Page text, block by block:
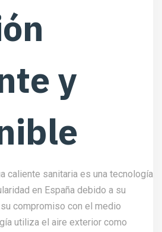
y
caliente sanitaria es una tecnología
en España debido a su
compromiso con el medio
utiliza el aire exterior como